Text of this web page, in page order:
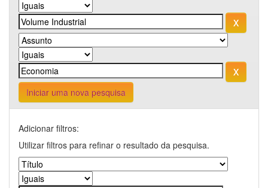
Iniciar uma nova pesquisa
Adicionar filtros:
Utilizar filtros para refinar o resultado da pesquisa.